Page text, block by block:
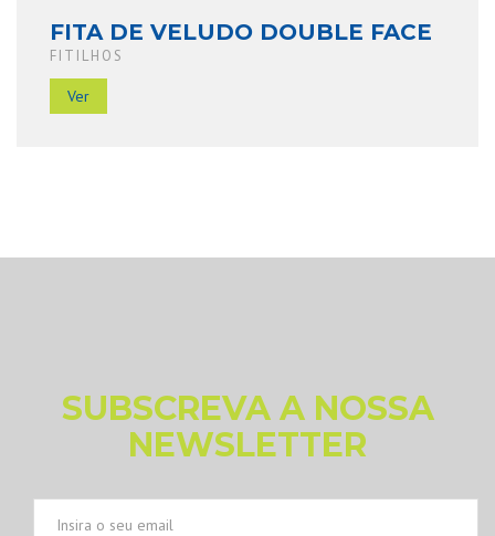
FITA DE VELUDO DOUBLE FACE
FITILHOS
Ver
SUBSCREVA A NOSSA
NEWSLETTER